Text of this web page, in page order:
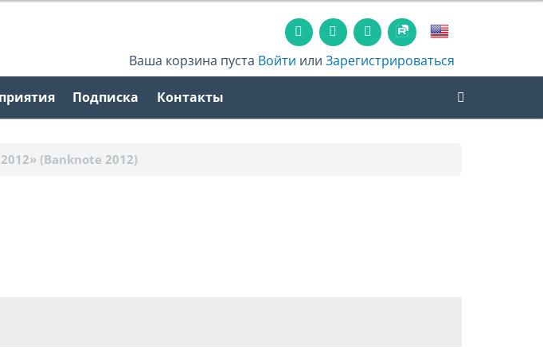
Ваша корзина пуста Войти илиЗарегистрироваться
Подписка Контакты
(Вanknote 2012)